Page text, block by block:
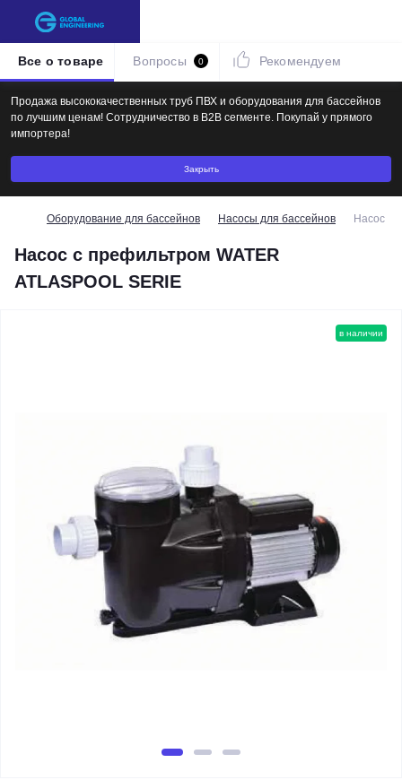
Продажа высококачественных труб ПВХ и оборудования для бассейнов
по лучшим ценам! Сотрудничество в B2B сегменте. Покупай у прямого
импортера!
Закрыть
Оборудование для бассейнов Насосы для бассейнов Насос с
Насос с префильтром WATER
ATLASPOOL SERIE
Все о товаре Вопросы 0 Рекомендуем
в наличии